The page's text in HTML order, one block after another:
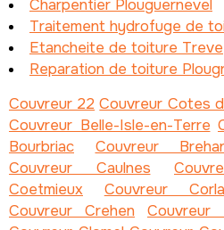
Charpentier Plouguernevel
Traitement hydrofuge de
Etancheite de toiture Treve
Reparation de toiture
Couvreur 22 Couvreur Cotes
Couvreur Belle-Isle-en-Terre
Bourbriac
Couvreur
Couvreur Caulnes
Coetmieux
Couvreur
Couvreur Crehen
Couvreur